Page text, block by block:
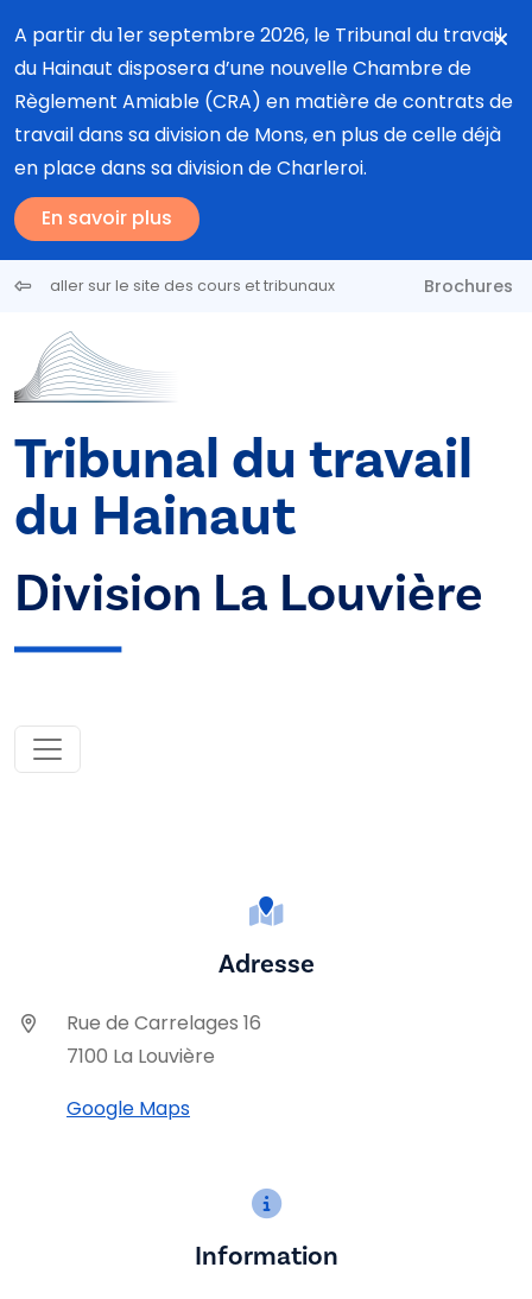
A partir du 1er septembre 2026, le Tribunal du travail
du Hainaut disposera d’une nouvelle Chambre de
Règlement Amiable (CRA) en matière de contrats de
travail dans sa division de Mons, en plus de celle déjà
en place dans sa division de Charleroi.
En savoir plus
aller sur le site des cours et tribunaux Brochures
Tribunal du travail
du Hainaut
Division La Louvière
Adresse
Rue de Carrelages 16
7100 La Louvière
Google Maps
Information